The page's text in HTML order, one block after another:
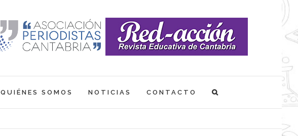
QUIÉNES SOMOS NOTICIAS CONTACTO